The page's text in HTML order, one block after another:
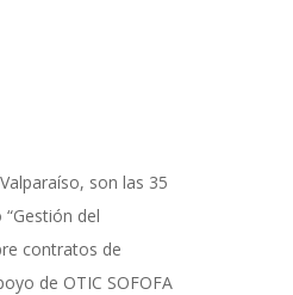
son las 35
del
contratos de
de OTIC SOFOFA